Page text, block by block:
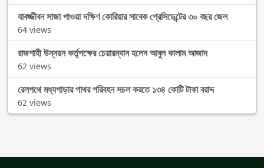
যাবজ্জীবন সাজা পাওয়া দক্ষিণ কোরিয়ার সাবেক প্রেসিডেন্টের ৩০ বছর জেল
64 views
রাজশাহী উন্নয়ন কর্তৃপক্ষের চেয়ারম্যান হলেন আবুল কালাম আজাদ
62 views
রেলপথে মধ্যপাড়ার পাথর পরিবহন সচল করতে ১৩৪ কোটি টাকা বরাদ্দ
62 views